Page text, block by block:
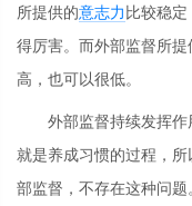
所提供的意志力比较稳
得厉害。而外部监督所
高，也可以很低。
外部监督持续发挥
就是养成习惯的过程，
部监督，不存在这种问题